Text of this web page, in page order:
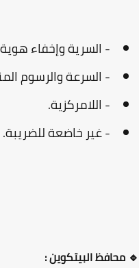
- السرية وإخفاء هوية
- السرعة والرسوم
- اللامركزية.
- غير خاضعة للضريبة.
البيتكوين :